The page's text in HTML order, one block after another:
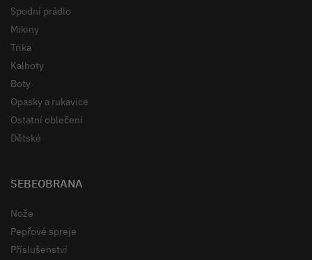
Spodní prádlo
Mikiny
Trika
Kalhoty
Boty
Opasky a rukavice
Ostatní oblečení
Dětské
SEBEOBRANA
Nože
Pepřové spreje
Příslušenství